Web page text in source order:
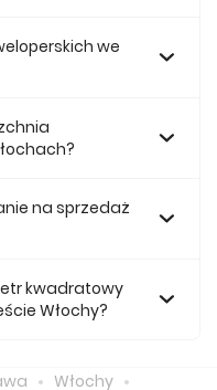
we
na sprzedaż
kwadratowy
Włochy?
Włochy